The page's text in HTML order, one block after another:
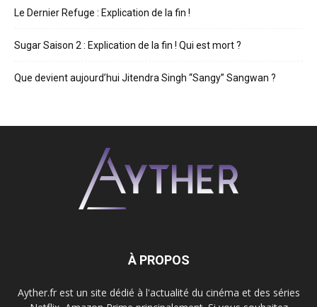
Le Dernier Refuge : Explication de la fin !
Sugar Saison 2 : Explication de la fin ! Qui est mort ?
Que devient aujourd’hui Jitendra Singh “Sangy” Sangwan ?
À PROPOS
Ayther.fr est un site dédié à l'actualité du cinéma et des séries